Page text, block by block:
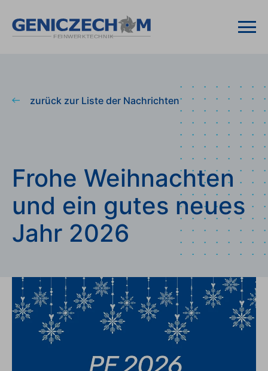
zurück zur Liste der Nachrichten
Frohe Weihnachten
und ein gutes neues
Jahr 2026